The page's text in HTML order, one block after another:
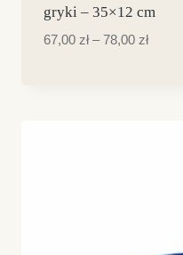
gryki – 35×12 cm
67,00 zł – 78,00 złZakres